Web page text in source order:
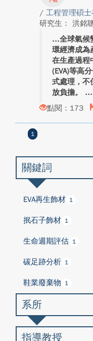
/ 工程管理碩
研究生： 洪銘
全球氣候
環經濟成為
在生產過程
(EVA)等高
式處理，不
放負擔。 ...
點閱：173
1
關鍵詞
EVA再生飾材 1
抿石子飾材 1
生命週期評估 1
碳足跡分析 1
鞋業廢棄物 1
系所
指導教授